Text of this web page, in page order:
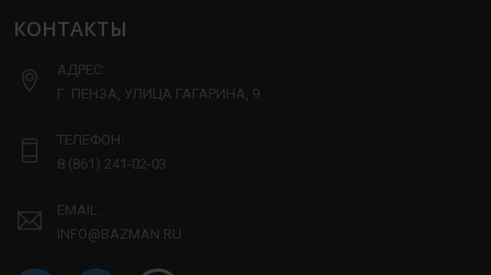
КОНТАКТЫ
АДРЕС:
Г. ПЕНЗА, УЛИЦА ГАГАРИНА, 9
ТЕЛЕФОН:
8 (861) 241-02-03
EMAIL:
INFO@BAZMAN.RU